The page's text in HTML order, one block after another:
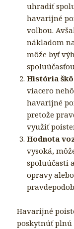
uhradiť
havarijné
voľbou.
nákladom
môže byť
História
viacero
havarijné
pretože
využiť
Hodnota
vysoká,
spoluúčasti
opravy
Havarijné
poskytnúť plnú